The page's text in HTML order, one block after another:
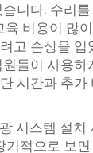
니다. 수리
육 비용이 많
고 손상을 입
들이 사용하
시간과 추가
시스템 설치
기적으로 보